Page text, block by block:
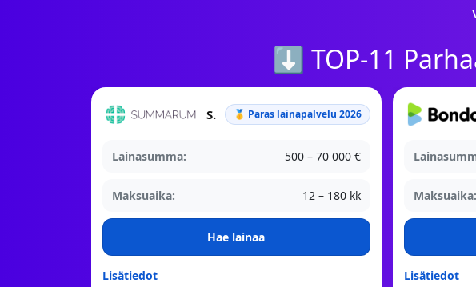
⬇ TOP-11
Summarum 🥇 Paras lainapalvelu 2026
Lainasumma: 500 – 70 000 €
Maksuaika: 12 – 180 kk
Hae lainaa
Lisätiedot
Maksuaika:
Lisätiedot